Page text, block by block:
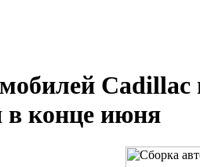
Cadillac
в конце июня